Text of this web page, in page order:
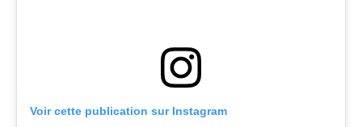
Voir cette publication sur Instagram